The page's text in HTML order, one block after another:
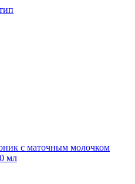
с маточным молочком
мл